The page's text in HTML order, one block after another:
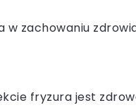
w zachowaniu
fryzura jest